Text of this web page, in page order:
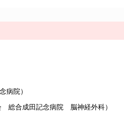
病院）
総合成田記念病院 脳神経外科）